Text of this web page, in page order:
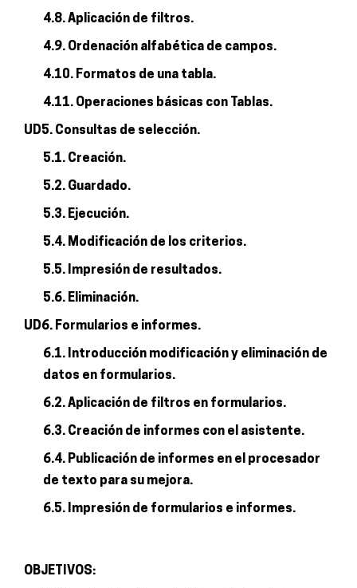
4.8. Aplicación de filtros.
4.9. Ordenación alfabética de campos.
4.10. Formatos de una tabla.
4.11. Operaciones básicas con Tablas.
UD5. Consultas de selección.
5.1. Creación.
5.2. Guardado.
5.3. Ejecución.
5.4. Modificación de los criterios.
5.5. Impresión de resultados.
5.6. Eliminación.
UD6. Formularios e informes.
6.1. Introducción modificación y eliminación de
datos en formularios.
6.2. Aplicación de filtros en formularios.
6.3. Creación de informes con el asistente.
6.4. Publicación de informes en el procesador
de texto para su mejora.
6.5. Impresión de formularios e informes.
OBJETIVOS: